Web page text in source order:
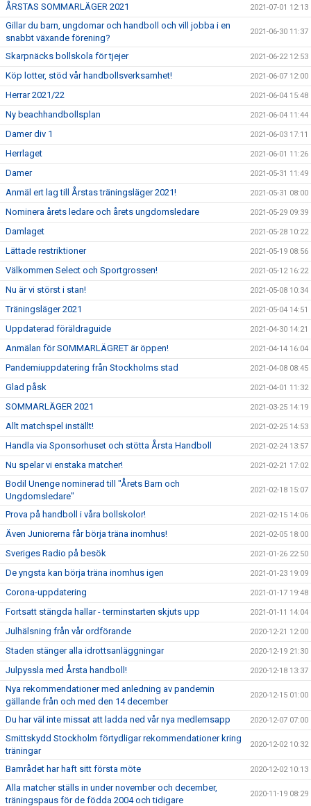
ÅRSTAS SOMMARLÄGER 2021 2021-07-01 12:13
Gillar du barn, ungdomar och handboll och vill jobba i en
snabbt växande förening?
2021-06-30 11:37
Skarpnäcks bollskola för tjejer 2021-06-22 12:53
Köp lotter, stöd vår handbollsverksamhet! 2021-06-07 12:00
Herrar 2021/22 2021-06-04 15:48
Ny beachhandbollsplan 2021-06-04 11:44
Damer div 1 2021-06-03 17:11
Herrlaget 2021-06-01 11:26
Damer 2021-05-31 11:49
Anmäl ert lag till Årstas träningsläger 2021! 2021-05-31 08:00
Nominera årets ledare och årets ungdomsledare 2021-05-29 09:39
Damlaget 2021-05-28 10:22
Lättade restriktioner 2021-05-19 08:56
Välkommen Select och Sportgrossen! 2021-05-12 16:22
Nu är vi störst i stan! 2021-05-08 10:34
Träningsläger 2021 2021-05-04 14:51
Uppdaterad föräldraguide 2021-04-30 14:21
Anmälan för SOMMARLÄGRET är öppen! 2021-04-14 16:04
Pandemiuppdatering från Stockholms stad 2021-04-08 08:45
Glad påsk 2021-04-01 11:32
SOMMARLÄGER 2021 2021-03-25 14:19
Allt matchspel inställt! 2021-02-25 14:53
Handla via Sponsorhuset och stötta Årsta Handboll 2021-02-24 13:57
Nu spelar vi enstaka matcher! 2021-02-21 17:02
Bodil Unenge nominerad till "Årets Barn och
Ungdomsledare"
2021-02-18 15:07
Prova på handboll i våra bollskolor! 2021-02-15 14:06
Även Juniorerna får börja träna inomhus! 2021-02-05 18:00
Sveriges Radio på besök 2021-01-26 22:50
De yngsta kan börja träna inomhus igen 2021-01-23 19:09
Corona-uppdatering 2021-01-17 19:48
Fortsatt stängda hallar - terminstarten skjuts upp 2021-01-11 14:04
Julhälsning från vår ordförande 2020-12-21 12:00
Staden stänger alla idrottsanläggningar 2020-12-19 21:30
Julpyssla med Årsta handboll! 2020-12-18 13:37
Nya rekommendationer med anledning av pandemin
gällande från och med den 14 december
2020-12-15 01:00
Du har väl inte missat att ladda ned vår nya medlemsapp 2020-12-07 07:00
Smittskydd Stockholm förtydligar rekommendationer kring
träningar
2020-12-02 10:32
Barnrådet har haft sitt första möte 2020-12-02 10:13
Alla matcher ställs in under november och december,
träningspaus för de födda 2004 och tidigare
2020-11-19 08:29